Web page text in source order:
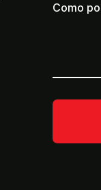
Como